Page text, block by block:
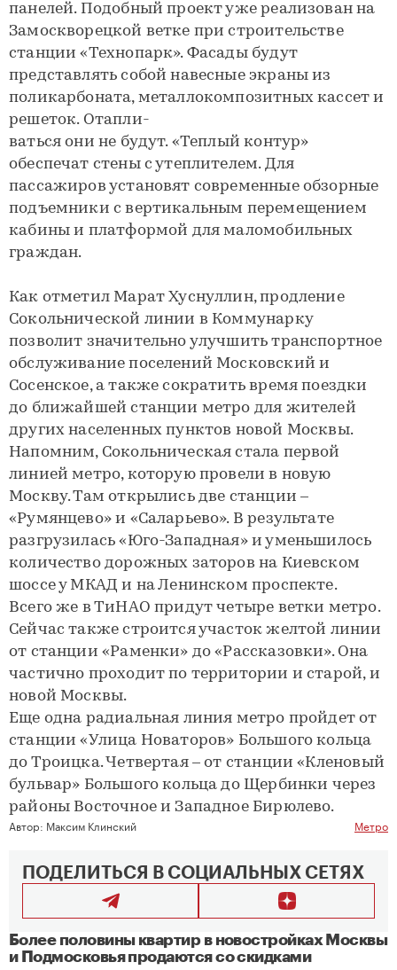
панелей. Подобный проект уже реализован на
Замоскворецкой ветке при строительстве
станции «Технопарк». Фасады будут
представлять собой навесные экраны из
поликарбоната, металлокомпозитных кассет и
решеток. Отапли-
ваться они не будут. «Теплый контур»
обеспечат стены с утеплителем. Для
пассажиров установят современные обзорные
подъемники с вертикальным перемещением
кабины и платформой для маломобильных
граждан.
Как отметил Марат Хуснуллин, продление
Сокольнической линии в Коммунарку
позволит значительно улучшить транспортное
обслуживание поселений Московский и
Сосенское, а также сократить время поездки
до ближайшей станции метро для жителей
других населенных пунктов новой Москвы.
Напомним, Сокольническая стала первой
линией метро, которую провели в новую
Москву. Там открылись две станции –
«Румянцево» и «Саларьево». В результате
разгрузилась «Юго-Западная» и уменьшилось
количество дорожных заторов на Киевском
шоссе у МКАД и на Ленинском проспекте.
Всего же в ТиНАО придут четыре ветки метро.
Сейчас также строится участок желтой линии
от станции «Раменки» до «Рассказовки». Она
частично проходит по территории и старой, и
новой Москвы.
Еще одна радиальная линия метро пройдет от
станции «Улица Новаторов» Большого кольца
до Троицка. Четвертая – от станции «Кленовый
бульвар» Большого кольца до Щербинки через
районы Восточное и Западное Бирюлево.
Автор: Максим Клинский Метро
ПОДЕЛИТЬСЯ В СОЦИАЛЬНЫХ СЕТЯХ
Более половины квартир в новостройках Москвы
и Подмосковья продаются со скидками